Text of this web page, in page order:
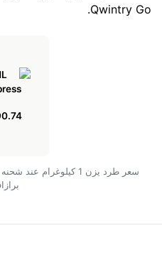
Qwintry Go.
سعر طرد يزن 1 كيلوغرام